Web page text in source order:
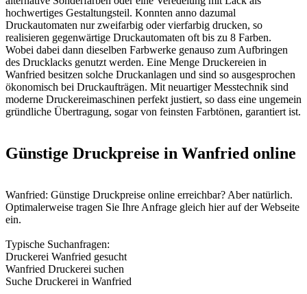
hochwertiges Gestaltungsteil. Konnten anno dazumal
Druckautomaten nur zweifarbig oder vierfarbig drucken, so
realisieren gegenwärtige Druckautomaten oft bis zu 8 Farben.
Wobei dabei dann dieselben Farbwerke genauso zum Aufbringen
des Drucklacks genutzt werden. Eine Menge Druckereien in
Wanfried besitzen solche Druckanlagen und sind so ausgesprochen
ökonomisch bei Druckaufträgen. Mit neuartiger Messtechnik sind
moderne Druckereimaschinen perfekt justiert, so dass eine ungemein
gründliche Übertragung, sogar von feinsten Farbtönen, garantiert ist.
Günstige Druckpreise in Wanfried online
Wanfried: Günstige Druckpreise online erreichbar? Aber natürlich.
Optimalerweise tragen Sie Ihre Anfrage gleich hier auf der Webseite
ein.
Typische Suchanfragen:
Druckerei Wanfried gesucht
Wanfried Druckerei suchen
Suche Druckerei in Wanfried